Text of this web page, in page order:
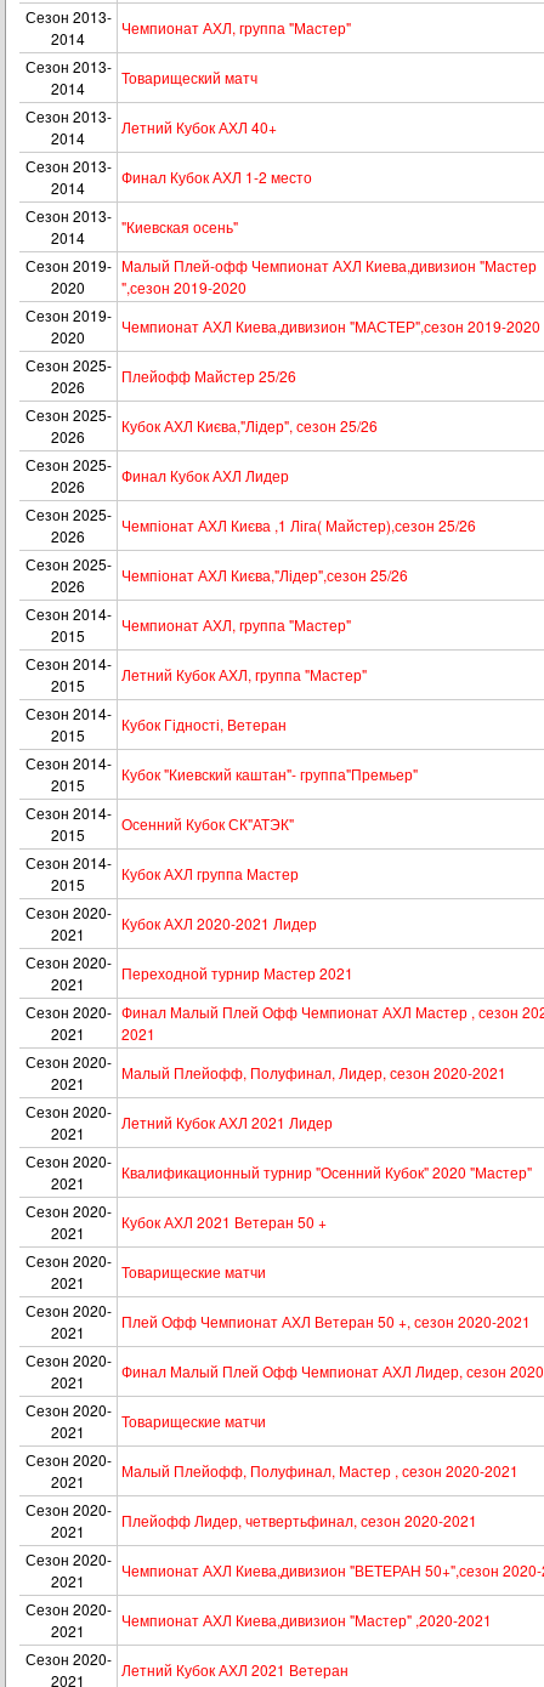
Сезон 2013-
2014
Чемпионат АХЛ, группа "Мастер"
Сезон 2013-
2014
Товарищеский матч
Сезон 2013-
2014
Летний Кубок АХЛ 40+
Сезон 2013-
2014
Финал Кубок АХЛ 1-2 место
Сезон 2013-
2014
"Киевская осень"
Сезон 2019-
2020
Малый Плей-офф Чемпионат АХЛ Киева,дивизион "Мастер
",сезон 2019-2020
Сезон 2019-
2020
Чемпионат АХЛ Киева,дивизион "МАСТЕР",сезон 2019-2020
Сезон 2025-
2026
Плейофф Майстер 25/26
Сезон 2025-
2026
Кубок АХЛ Києва,"Лідер", сезон 25/26
Сезон 2025-
2026
Финал Кубок АХЛ Лидер
Сезон 2025-
2026
Чемпіонат АХЛ Києва ,1 Ліга( Майстер),сезон 25/26
Сезон 2025-
2026
Чемпіонат АХЛ Києва,"Лідер",сезон 25/26
Сезон 2014-
2015
Чемпионат АХЛ, группа "Мастер"
Сезон 2014-
2015
Летний Кубок АХЛ, группа "Мастер"
Сезон 2014-
2015
Кубок Гідності, Ветеран
Сезон 2014-
2015
Кубок "Киевский каштан"- группа"Премьер"
Сезон 2014-
2015
Осенний Кубок СК"АТЭК"
Сезон 2014-
2015
Кубок АХЛ группа Мастер
Сезон 2020-
2021
Кубок АХЛ 2020-2021 Лидер
Сезон 2020-
2021
Переходной турнир Мастер 2021
Сезон 2020-
2021
Финал Малый Плей Офф Чемпионат АХЛ Мастер , сезон
2021
Сезон 2020-
2021
Малый Плейофф, Полуфинал, Лидер, сезон 2020-2021
Сезон 2020-
2021
Летний Кубок АХЛ 2021 Лидер
Сезон 2020-
2021
Квалификационный турнир "Осенний Кубок" 2020 "Мастер"
Сезон 2020-
2021
Кубок АХЛ 2021 Ветеран 50 +
Сезон 2020-
2021
Товарищеские матчи
Сезон 2020-
2021
Плей Офф Чемпионат АХЛ Ветеран 50 +, сезон 2020-2021
Сезон 2020-
2021
Финал Малый Плей Офф Чемпионат АХЛ Лидер, сезон
Сезон 2020-
2021
Товарищеские матчи
Сезон 2020-
2021
Малый Плейофф, Полуфинал, Мастер , сезон 2020-2021
Сезон 2020-
2021
Плейофф Лидер, четвертьфинал, сезон 2020-2021
Сезон 2020-
2021
Чемпионат АХЛ Киева,дивизион "ВЕТЕРАН 50+",сезон
Сезон 2020-
2021
Чемпионат АХЛ Киева,дивизион "Мастер" ,2020-2021
Сезон 2020-
2021
Летний Кубок АХЛ 2021 Ветеран